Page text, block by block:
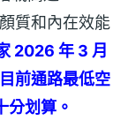
質和內在效能
2026 年 3 月
前通路最低空
分划算。